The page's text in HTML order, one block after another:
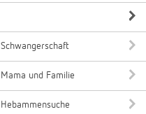
Schwangerschaft
Mama und Familie
Hebammensuche